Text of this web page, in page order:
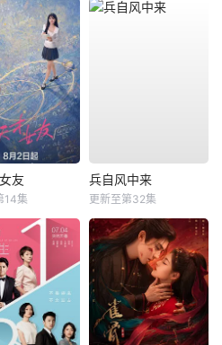
友
14集
兵自风中来
更新至第32集